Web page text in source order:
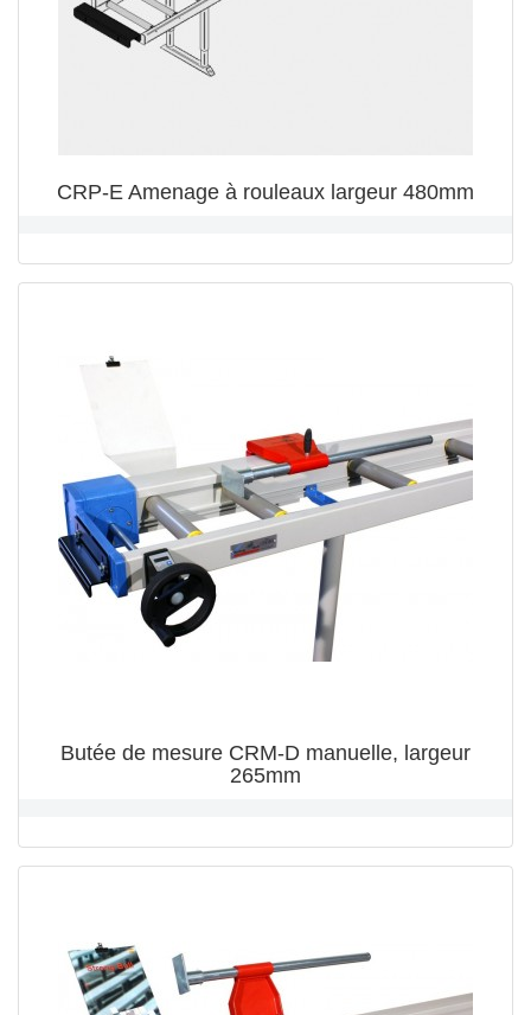
CRP-E Amenage à rouleaux largeur 480mm
Butée de mesure CRM-D manuelle, largeur
265mm